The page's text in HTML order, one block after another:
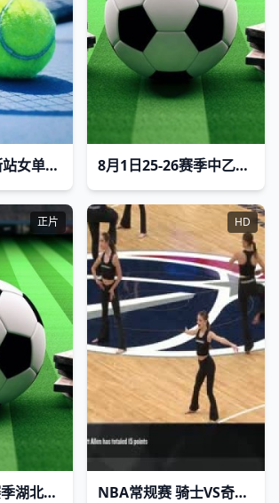
WTA250孟菲斯站女单第二轮： 柳托娃VS乔恩特 8月1日25-26赛季中乙联赛 山西崇德荣海VS北京理工
正片
8月1日25-26赛季湖北省城市足球联赛 仙桃黄鳝队VS十堰武当队
HD
NBA常规赛 骑士VS奇才 20241027